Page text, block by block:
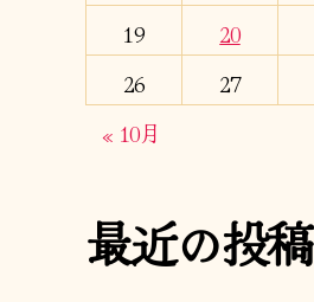
19
20
26
27
« 10月
最近の投稿